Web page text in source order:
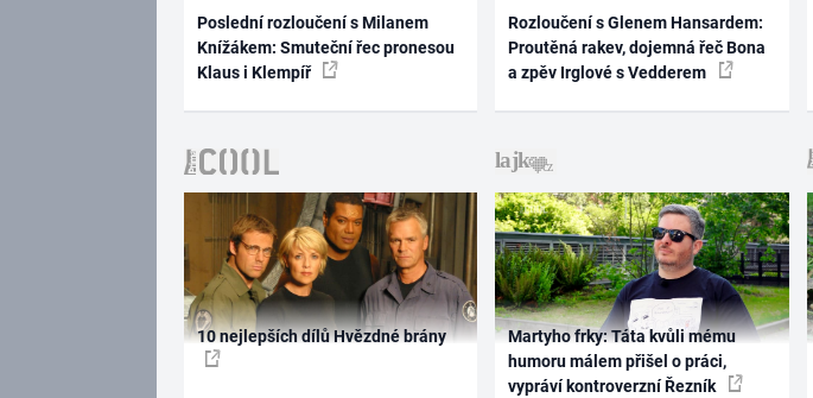
Poslední rozloučení s Milanem
Knížákem: Smuteční řec pronesou
Klaus i Klempíř
Rozloučení s Glenem Hansardem:
Proutěná rakev, dojemná řeč Bona
a zpěv Irglové s Vedderem
10 nejlepších dílů Hvězdné brány
Martyho frky: Táta kvůli mému
humoru málem přišel o práci,
vypráví kontroverzní Řezník